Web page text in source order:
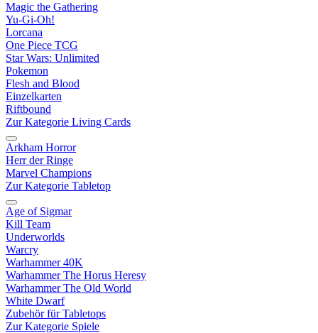
Magic the Gathering
Yu-Gi-Oh!
Lorcana
One Piece TCG
Star Wars: Unlimited
Pokemon
Flesh and Blood
Einzelkarten
Riftbound
Zur Kategorie Living Cards
Arkham Horror
Herr der Ringe
Marvel Champions
Zur Kategorie Tabletop
Age of Sigmar
Kill Team
Underworlds
Warcry
Warhammer 40K
Warhammer The Horus Heresy
Warhammer The Old World
White Dwarf
Zubehör für Tabletops
Zur Kategorie Spiele